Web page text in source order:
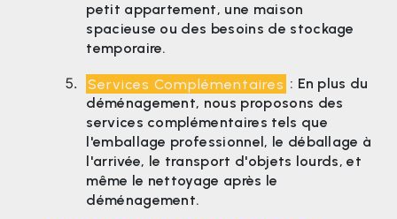
petit appartement, une maison
spacieuse ou des besoins de stockage
temporaire.
Services Complémentaires : En plus du
déménagement, nous proposons des
services complémentaires tels que
l'emballage professionnel, le déballage à
l'arrivée, le transport d'objets lourds, et
même le nettoyage après le
déménagement.